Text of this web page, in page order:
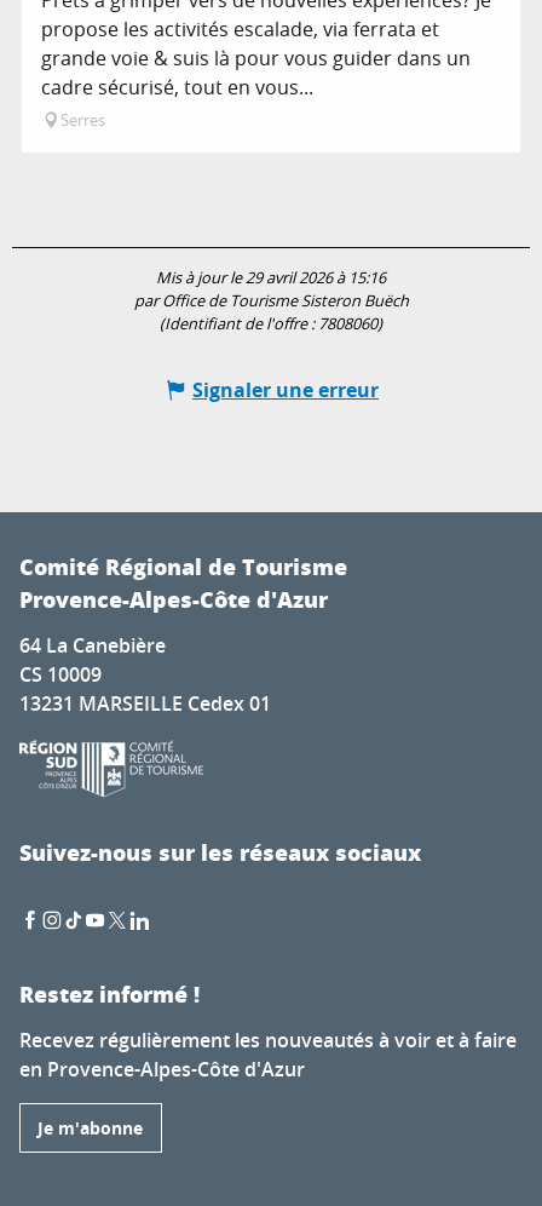
propose les activités escalade, via ferrata et
grande voie & suis là pour vous guider dans un
cadre sécurisé, tout en vous...
Serres
Mis à jour le 29 avril 2026 à 15:16
par Office de Tourisme Sisteron Buëch
(Identifiant de l'offre : 7808060)
Signaler une erreur
Comité Régional de Tourisme
Provence-Alpes-Côte d'Azur
64 La Canebière
CS 10009
13231 MARSEILLE Cedex 01
Suivez-nous sur les réseaux sociaux
Restez informé !
Recevez régulièrement les nouveautés à voir et à faire
en Provence-Alpes-Côte d'Azur
Je m'abonne